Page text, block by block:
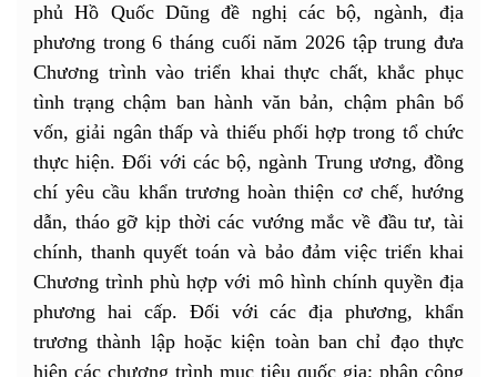
phủ Hồ Quốc Dũng đề nghị các bộ, ngành, địa
phương trong 6 tháng cuối năm 2026 tập trung đưa
Chương trình vào triển khai thực chất, khắc phục
tình trạng chậm ban hành văn bản, chậm phân bổ
vốn, giải ngân thấp và thiếu phối hợp trong tổ chức
thực hiện. Đối với các bộ, ngành Trung ương, đồng
chí yêu cầu khẩn trương hoàn thiện cơ chế, hướng
dẫn, tháo gỡ kịp thời các vướng mắc về đầu tư, tài
chính, thanh quyết toán và bảo đảm việc triển khai
Chương trình phù hợp với mô hình chính quyền địa
phương hai cấp. Đối với các địa phương, khẩn
trương thành lập hoặc kiện toàn ban chỉ đạo thực
hiện các chương trình mục tiêu quốc gia; phân công